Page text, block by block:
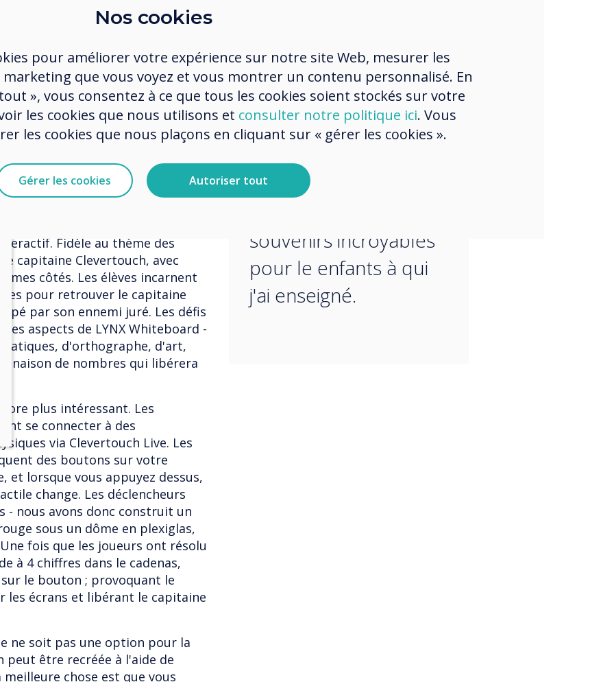
un groupe d'années que leurs
été remplacés par des
Mais mon souvenir de cette
penser, pouvons-nous le
- et, espérons-le,
qui aurait été consacré à le
faisons, et la technologie
faciliter cela. Alors, je me suis
Fidèle au thème des
capitaine Clevertouch, avec
mes côtés. Les élèves incarnent
pour retrouver le capitaine
par son ennemi juré. Les défis
aspects de LYNX Whiteboard -
d'orthographe, d'art,
de nombres qui libérera
plus intéressant. Les
se connecter à des
via Clevertouch Live. Les
des boutons sur votre
lorsque vous appuyez dessus,
change. Les déclencheurs
- nous avons donc construit un
sous un dôme en plexiglas,
fois que les joueurs ont résolu
à 4 chiffres dans le cadenas,
le bouton ; provoquant le
les écrans et libérant le capitaine
ne soit pas une option pour la
peut être recréée à l'aide de
chose est que vous
à convaincre tout un
groupe d'années que
leurs professeurs et
leurs pairs ont été
remplacés par des
extraterrestres - j'ai
souvenirs incroyables
pour le enfants à qui
j'ai enseigné.
Nos cookies
pour améliorer votre expérience sur notre site Web, mesurer les
que vous voyez et vous montrer un contenu personnalisé. En
», vous consentez à ce que tous les cookies soient stockés sur votre
les cookies que nous utilisons et consulter notre politique ici. Vous
les cookies que nous plaçons en cliquant sur « gérer les cookies ».
Gérer les cookies Autoriser tout